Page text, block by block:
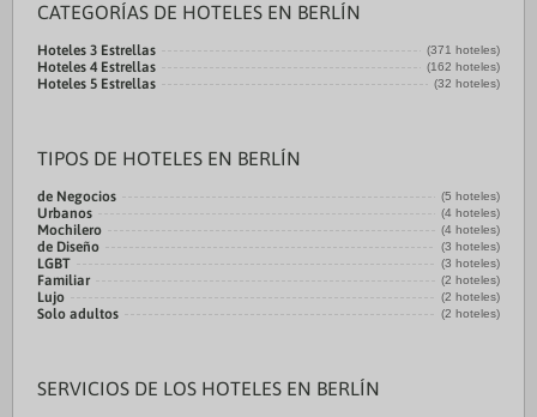
CATEGORÍAS DE HOTELES EN BERLÍN
Hoteles 3 Estrellas (371 hoteles)
Hoteles 4 Estrellas (162 hoteles)
Hoteles 5 Estrellas (32 hoteles)
TIPOS DE HOTELES EN BERLÍN
de Negocios (5 hoteles)
Urbanos (4 hoteles)
Mochilero (4 hoteles)
de Diseño (3 hoteles)
LGBT (3 hoteles)
Familiar (2 hoteles)
Lujo (2 hoteles)
Solo adultos (2 hoteles)
SERVICIOS DE LOS HOTELES EN BERLÍN